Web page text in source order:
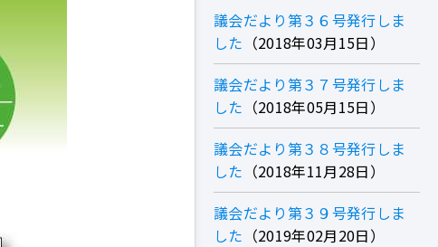
議会だより第３６号発行しま
した
2018年03月15日
議会だより第３７号発行しま
した
2018年05月15日
議会だより第３８号発行しま
した
2018年11月28日
議会だより第３９号発行しま
した
2019年02月20日